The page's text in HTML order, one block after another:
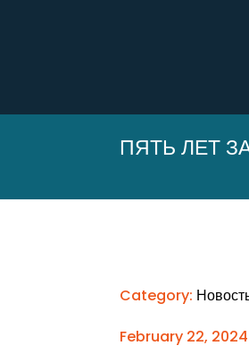
ПЯТЬ ЛЕТ
Category:
February 22, 2024